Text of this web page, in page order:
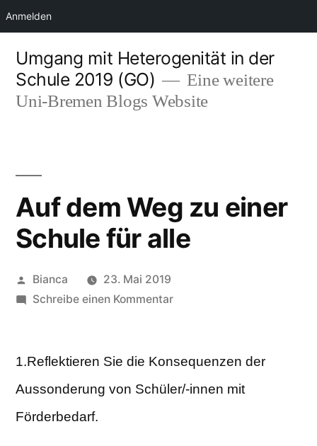
Anmelden
Inhalt
springen
Umgang mit Heterogenität in der
Schule 2019 (GO)
Eine weitere
Uni-Bremen Blogs Website
Auf dem Weg zu einer
Schule für alle
Veröffentlicht
von
Bianca
23. Mai 2019
Schreibe einen Kommentarzu
Weg
einer
1.Reflektieren Sie die Konsequenzen der
Aussonderung von Schüler/-innen mit
Förderbedarf.